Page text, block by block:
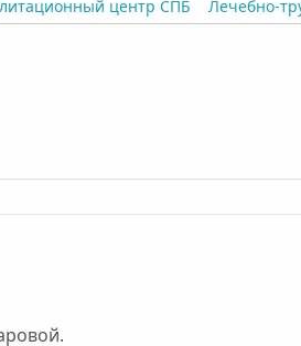
центр СПБ
Лечебно-